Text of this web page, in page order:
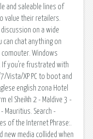
and saleable lines of
value their retailers.
on a wide
can chat anything on
Windows
If you're frustrated with
XP PC to boot and
english zona Hotel
el Sheikh 2 - Maldive 3 -
Mauritius. Search -
of the Internet Phrase:.
new media collided when